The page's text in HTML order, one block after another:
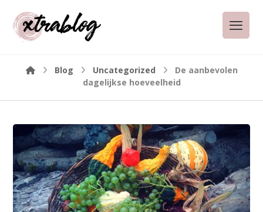
Blog Uncategorized
De aanbevolen
dagelijkse hoeveelheid